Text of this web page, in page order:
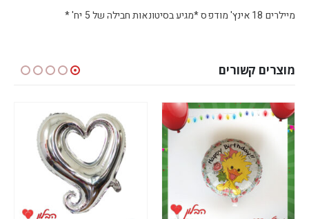
מיילרים 18 אינץ' מודפס *מגיע בסיטונאות חבילה של 5 יח' *
מוצרים קשורים